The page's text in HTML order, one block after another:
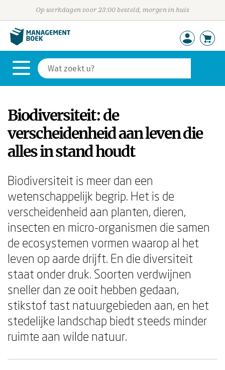
Op werkdagen voor 23:00 besteld, morgen in huis
Biodiversiteit: de
verscheidenheid aan leven die
alles in stand houdt
Biodiversiteit is meer dan een
wetenschappelijk begrip. Het is de
verscheidenheid aan planten, dieren,
insecten en micro-organismen die samen
de ecosystemen vormen waarop al het
leven op aarde drijft. En die diversiteit
staat onder druk. Soorten verdwijnen
sneller dan ze ooit hebben gedaan,
stikstof tast natuurgebieden aan, en het
stedelijke landschap biedt steeds minder
ruimte aan wilde natuur.